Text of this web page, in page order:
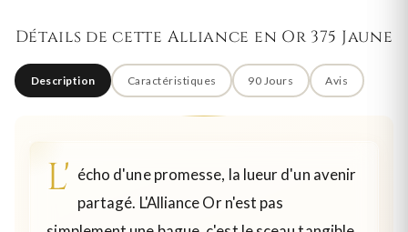
Détails de cette Alliance en Or 375 Jaune
Description Caractéristiques 90 Jours Avis
L' écho d'une promesse, la lueur d'un avenir
partagé. L'Alliance Or n'est pas